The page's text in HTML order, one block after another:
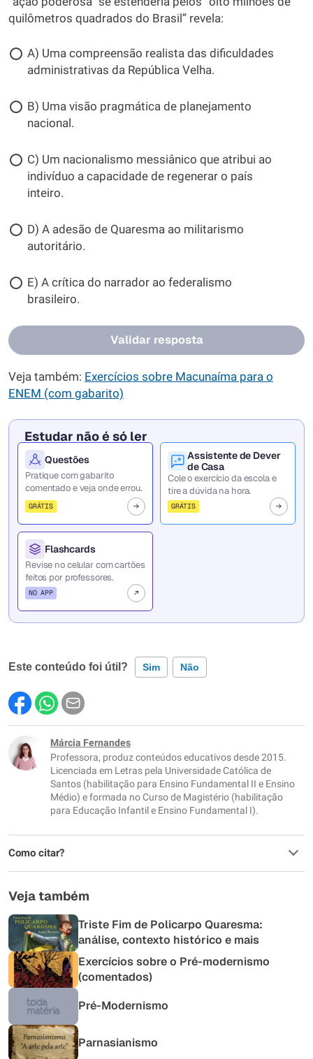
quilômetros quadrados do Brasil” revela:
A) Uma compreensão realista das dificuldades
administrativas da República Velha.
B) Uma visão pragmática de planejamento
nacional.
C) Um nacionalismo messiânico que atribui ao
indivíduo a capacidade de regenerar o país
inteiro.
D) A adesão de Quaresma ao militarismo
autoritário.
E) A crítica do narrador ao federalismo
brasileiro.
Validar resposta
Veja também: Exercícios sobre Macunaíma para o
ENEM (com gabarito)
Estudar não é só ler
Questões
Pratique com gabarito
comentado e veja onde errou.
GRÁTIS
Assistente de Dever
de Casa
Cole o exercício da escola e
tire a dúvida na hora.
GRÁTIS
Flashcards
Revise no celular com cartões
feitos por professores.
NO APP
Este conteúdo foi útil? Sim Não
Este conteúdo contém informação incorreta
Este conteúdo não tem a informação que procuro
Outro
Márcia Fernandes
Professora, produz conteúdos educativos desde 2015.
Licenciada em Letras pela Universidade Católica de
Santos (habilitação para Ensino Fundamental II e Ensino
Médio) e formada no Curso de Magistério (habilitação
para Educação Infantil e Ensino Fundamental I).
Como citar?
Veja também
Triste Fim de Policarpo Quaresma:
análise, contexto histórico e mais
Exercícios sobre o Pré-modernismo
(comentados)
Pré-Modernismo
Parnasianismo